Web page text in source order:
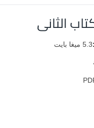
الثانى
5.3 ميغا بايت